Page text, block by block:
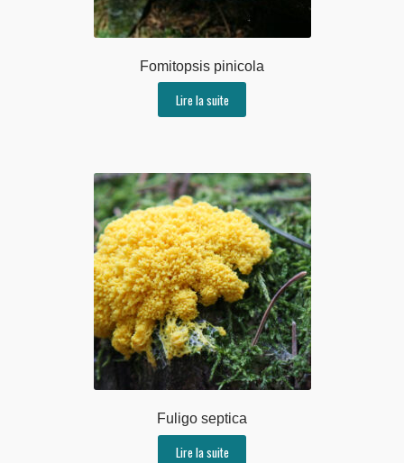
Fomitopsis pinicola
Lire la suite
Fuligo septica
Lire la suite